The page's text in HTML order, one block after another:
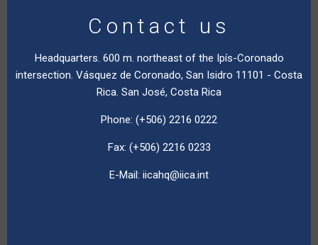
Contact us
Headquarters. 600 m. northeast of the Ipís-Coronado
intersection. Vásquez de Coronado, San Isidro 11101 - Costa
Rica. San José, Costa Rica
Phone: (+506) 2216 0222
Fax: (+506) 2216 0233
E-Mail: iicahq@iica.int